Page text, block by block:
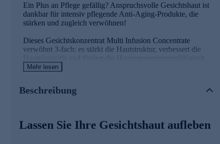
Ein Plus an Pflege gefällig? Anspruchsvolle Gesichtshaut ist
dankbar für intensiv pflegende Anti-Aging-Produkte, die
stärken und zugleich verwöhnen!
Dieses Gesichtskonzentrat Multi Infusion Concentrate
verwöhnt 3-fach: es stärkt die Hautstruktur, verbessert die
Hautelastizität und fördert die Hautregenerierungsfähigkeit.
Peptide Science steht für die geballte Kraft natürlicher &
unterzogen, die auf der effektiven Stärkung der Hautstruktur
Mehr lesen
Beschreibung
Lassen Sie Ihre Gesichtshaut aufleben